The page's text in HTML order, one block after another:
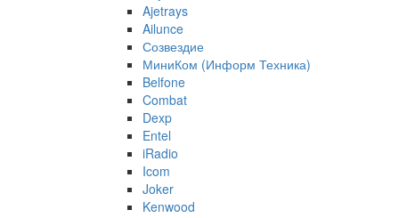
Ajetrays
Ailunce
Созвездие
МиниКом (Информ Техника)
Belfone
Combat
Dexp
Entel
iRadio
Icom
Joker
Kenwood